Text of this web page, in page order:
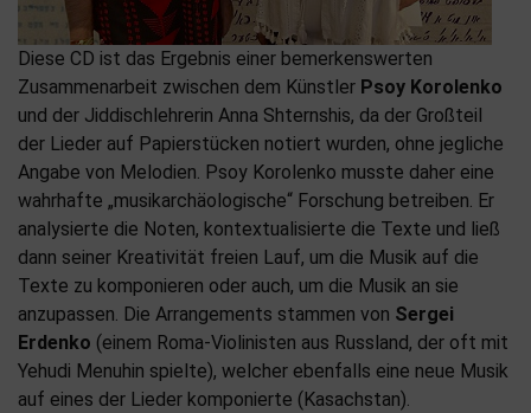
Diese CD ist das Ergebnis einer bemerkenswerten
Zusammenarbeit zwischen dem Künstler Psoy Korolenko
und der Jiddischlehrerin Anna Shternshis, da der Großteil
der Lieder auf Papierstücken notiert wurden, ohne jegliche
Angabe von Melodien. Psoy Korolenko musste daher eine
wahrhafte „musikarchäologische“ Forschung betreiben. Er
analysierte die Noten, kontextualisierte die Texte und ließ
dann seiner Kreativität freien Lauf, um die Musik auf die
Texte zu komponieren oder auch, um die Musik an sie
anzupassen. Die Arrangements stammen von Sergei
Erdenko (einem Roma-Violinisten aus Russland, der oft mit
Yehudi Menuhin spielte), welcher ebenfalls eine neue Musik
auf eines der Lieder komponierte (Kasachstan).